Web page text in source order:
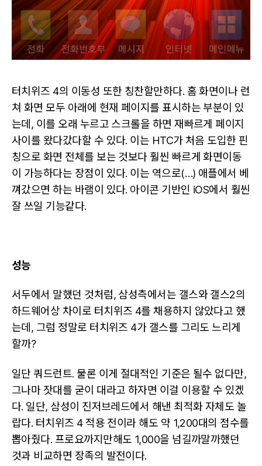
터치위즈 4의 이동성 또한 칭찬할만하다. 홈 화면이나 런
쳐 화면 모두 아래에 현재 페이지를 표시하는 부분이 있
는데, 이를 오래 누르고 스크롤을 하면 재빠르게 페이지
사이를 왔다갔다할 수 있다. 이는 HTC가 처음 도입한 핀
칭으로 화면 전체를 보는 것보다 훨씬 빠르게 화면이동
이 가능하다는 장점이 있다. 이는 역으로(…) 애플에서 베
껴갔으면 하는 바램이 있다. 아이콘 기반인 iOS에서 훨씬
잘 쓰일 기능같다.
성능
서두에서 말했던 것처럼, 삼성측에서는 갤스와 갤스2의
하드웨어상 차이로 터치위즈 4를 채용하지 않았다고 했
는데, 그럼 정말로 터치위즈 4가 갤스를 그리도 느리게
할까?
일단 쿼드런트. 물론 이게 절대적인 기준은 될수 없다만,
그나마 잣대를 굳이 대라고 하자면 이걸 이용할 수 있겠
다. 일단, 삼성이 진저브레드에서 해낸 최적화 자체도 놀
랍다. 터치위즈 4 적용 전이라 해도 약 1,200대의 점수를
뽑아줬다. 프로요까지만해도 1,000을 넘길까말까했던
것과 비교하면 장족의 발전이다.